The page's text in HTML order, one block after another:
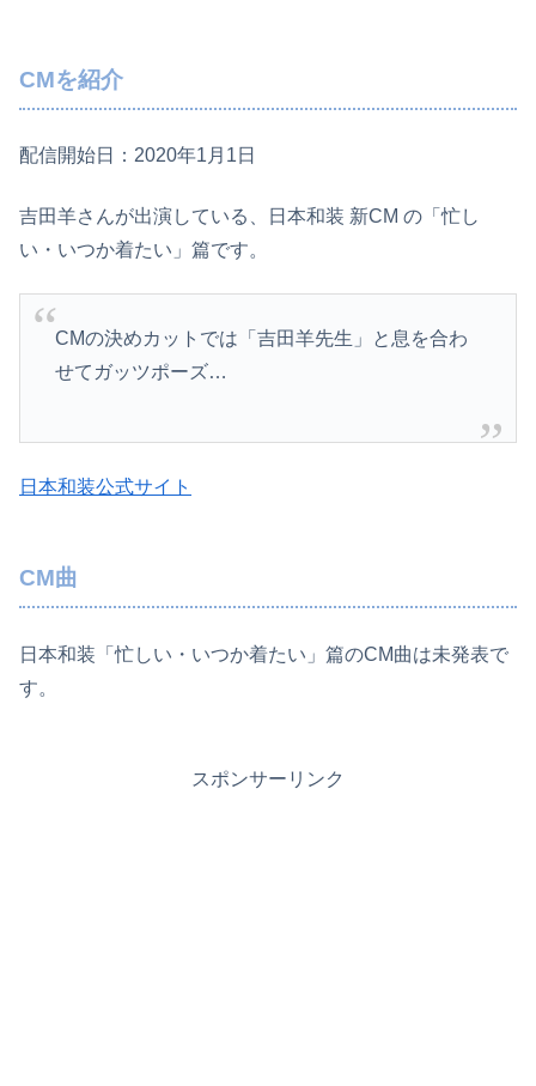
CMを紹介
配信開始日：2020年1月1日
吉田羊さんが出演している、日本和装 新CM の「忙し
い・いつか着たい」篇です。
CMの決めカットでは「吉田羊先生」と息を合わ
せてガッツポーズ…
日本和装公式サイト
CM曲
日本和装「忙しい・いつか着たい」篇のCM曲は未発表で
す。
スポンサーリンク